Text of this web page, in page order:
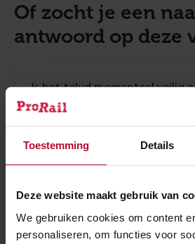
Toestemming Details
Deze website maakt gebruik van
We gebruiken cookies om content
personaliseren, om functies voor
Of zocht je een
antwoord op deze
Is het talud momenteel veilig
lopen?
Welke werkzaamheden gaan